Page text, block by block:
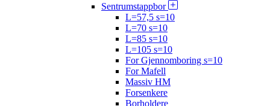
Sentrumstappbor
L=57,5 s=10
L=70 s=10
L=85 s=10
L=105 s=10
For Gjennomboring s=10
For Mafell
Massiv HM
Forsenkere
Borholdere